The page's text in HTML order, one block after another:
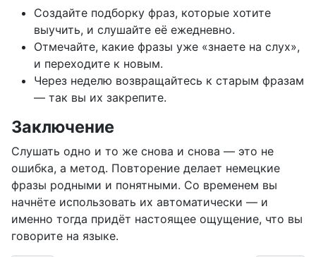
Создайте подборку фраз, которые хотите
выучить, и слушайте её ежедневно.
Отмечайте, какие фразы уже «знаете на слух»,
и переходите к новым.
Через неделю возвращайтесь к старым фразам
— так вы их закрепите.
Заключение
Слушать одно и то же снова и снова — это не
ошибка, а метод. Повторение делает немецкие
фразы родными и понятными. Со временем вы
начнёте использовать их автоматически — и
именно тогда придёт настоящее ощущение, что вы
говорите на языке.